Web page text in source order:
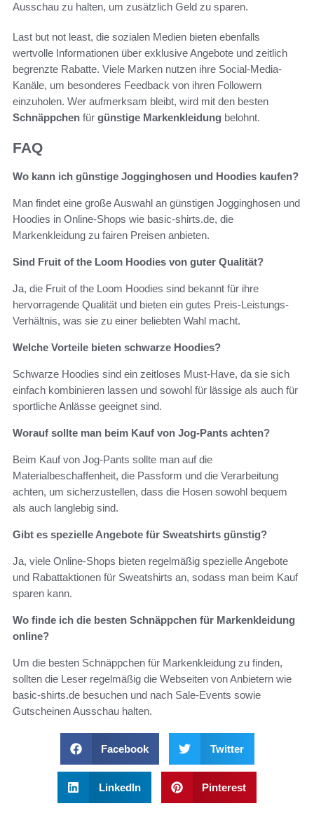
Ausschau zu halten, um zusätzlich Geld zu sparen.
Last but not least, die sozialen Medien bieten ebenfalls
wertvolle Informationen über exklusive Angebote und zeitlich
begrenzte Rabatte. Viele Marken nutzen ihre Social-Media-
Kanäle, um besonderes Feedback von ihren Followern
einzuholen. Wer aufmerksam bleibt, wird mit den besten
Schnäppchen für günstige Markenkleidung belohnt.
FAQ
Wo kann ich günstige Jogginghosen und Hoodies kaufen?
Man findet eine große Auswahl an günstigen Jogginghosen und
Hoodies in Online-Shops wie basic-shirts.de, die
Markenkleidung zu fairen Preisen anbieten.
Sind Fruit of the Loom Hoodies von guter Qualität?
Ja, die Fruit of the Loom Hoodies sind bekannt für ihre
hervorragende Qualität und bieten ein gutes Preis-Leistungs-
Verhältnis, was sie zu einer beliebten Wahl macht.
Welche Vorteile bieten schwarze Hoodies?
Schwarze Hoodies sind ein zeitloses Must-Have, da sie sich
einfach kombinieren lassen und sowohl für lässige als auch für
sportliche Anlässe geeignet sind.
Worauf sollte man beim Kauf von Jog-Pants achten?
Beim Kauf von Jog-Pants sollte man auf die
Materialbeschaffenheit, die Passform und die Verarbeitung
achten, um sicherzustellen, dass die Hosen sowohl bequem
als auch langlebig sind.
Gibt es spezielle Angebote für Sweatshirts günstig?
Ja, viele Online-Shops bieten regelmäßig spezielle Angebote
und Rabattaktionen für Sweatshirts an, sodass man beim Kauf
sparen kann.
Wo finde ich die besten Schnäppchen für Markenkleidung
online?
Um die besten Schnäppchen für Markenkleidung zu finden,
sollten die Leser regelmäßig die Webseiten von Anbietern wie
basic-shirts.de besuchen und nach Sale-Events sowie
Gutscheinen Ausschau halten.
Facebook Twitter
LinkedIn Pinterest